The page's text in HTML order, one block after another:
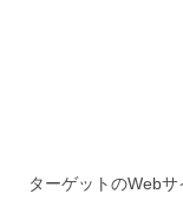
ターゲットのWeb